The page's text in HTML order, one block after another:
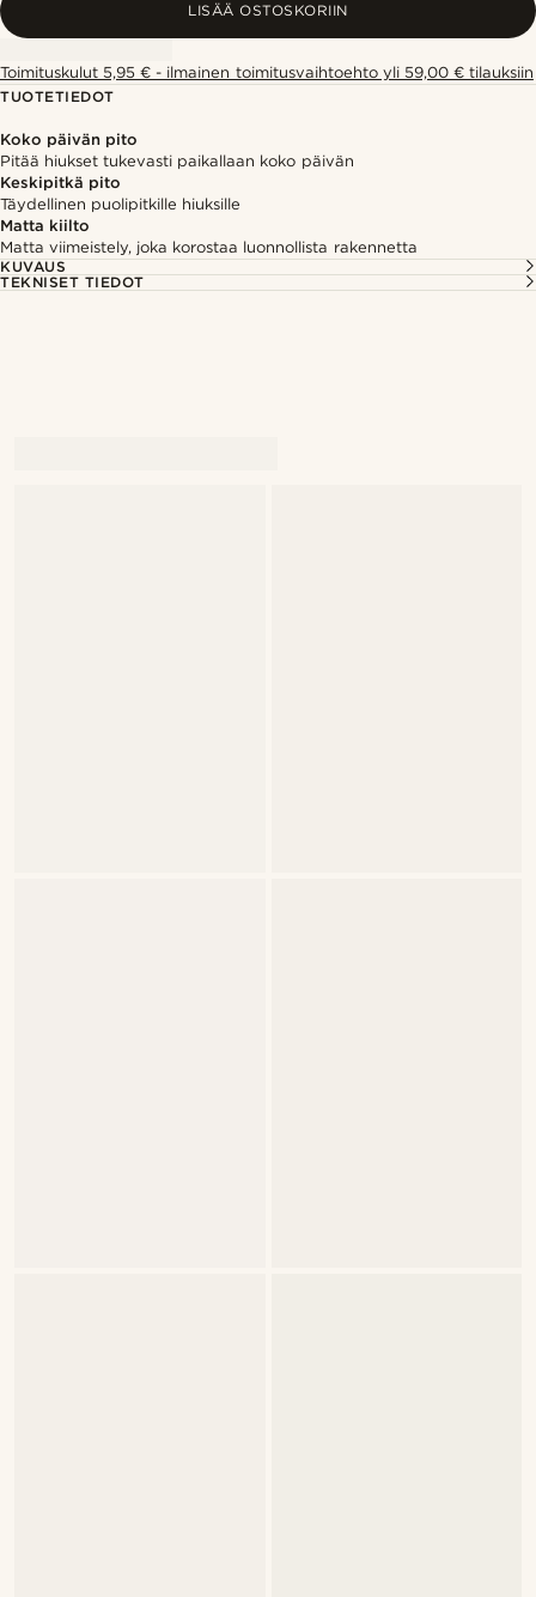
LISÄÄ OSTOSKORIIN
Toimituskulut 5,95 € - ilmainen toimitusvaihtoehto yli 59,00 € tilauksiin
TUOTETIEDOT
Koko päivän pito
Pitää hiukset tukevasti paikallaan koko päivän
Keskipitkä pito
Täydellinen puolipitkille hiuksille
Matta kiilto
Matta viimeistely, joka korostaa luonnollista rakennetta
KUVAUS
TEKNISET TIEDOT